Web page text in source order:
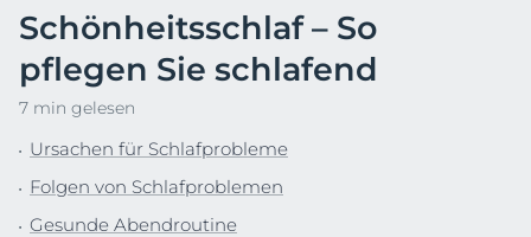
Schönheitsschlaf – So
pflegen Sie schlafend
7 min gelesen
Ursachen für Schlafprobleme
Folgen von Schlafproblemen
Gesunde Abendroutine